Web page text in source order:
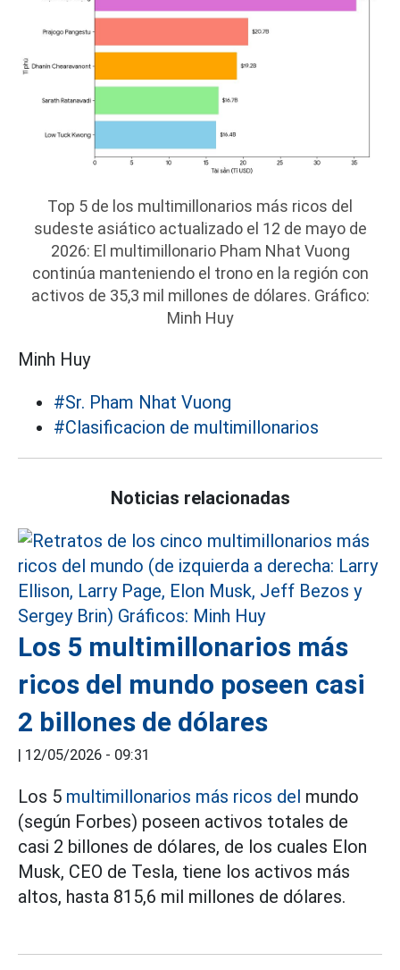
Top 5 de los multimillonarios más ricos del
sudeste asiático actualizado el 12 de mayo de
2026: El multimillonario Pham Nhat Vuong
continúa manteniendo el trono en la región con
activos de 35,3 mil millones de dólares. Gráfico:
Minh Huy
Minh Huy
#Sr. Pham Nhat Vuong
#Clasificacion de multimillonarios
Noticias relacionadas
Los 5 multimillonarios más
ricos del mundo poseen casi
2 billones de dólares
| 12/05/2026 - 09:31
Los 5 multimillonarios más ricos del mundo
(según Forbes) poseen activos totales de
casi 2 billones de dólares, de los cuales Elon
Musk, CEO de Tesla, tiene los activos más
altos, hasta 815,6 mil millones de dólares.